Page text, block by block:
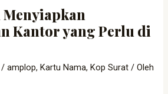
Kantor yang Perlu di
/amplop, Kartu Nama, Kop Surat / Oleh